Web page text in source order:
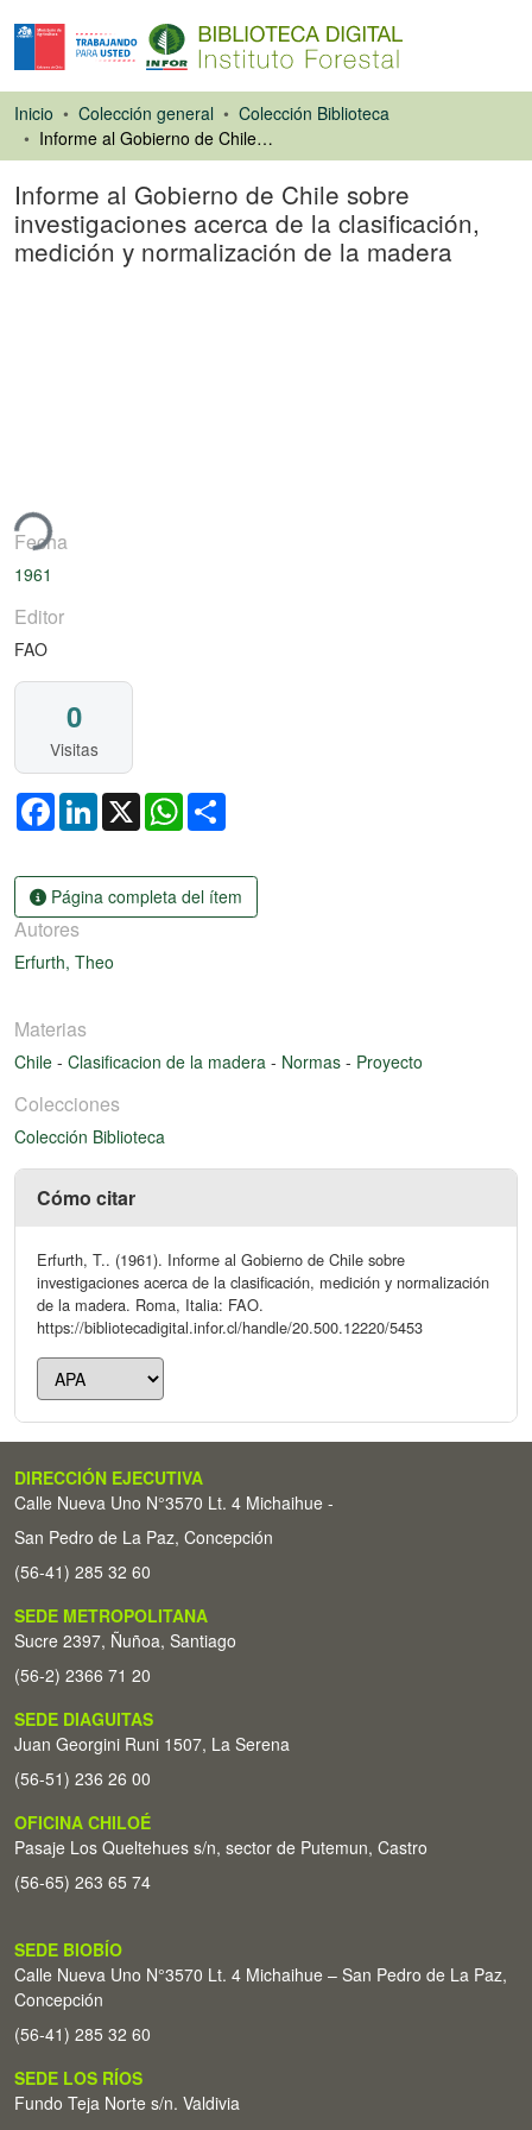
Inicio Colección general
Colección Biblioteca
Informe al Gobierno de Chile sobre investigaciones acerca de la clasificación, medición y normalización de la madera
Informe al Gobierno de Chile sobre
investigaciones acerca de la clasificación,
medición y normalización de la madera
Fecha
1961
Editor
FAO
0
Visitas
FacebookLinkedIn
X WhatsApp
Página completa del ítem
Autores
Erfurth, Theo
Materias
Chile - Clasificacion de la madera - Normas - Proyecto
Colecciones
Colección Biblioteca
Cómo citar
Erfurth, T.. (1961). Informe al Gobierno de Chile sobre
investigaciones acerca de la clasificación, medición y normalización
de la madera. Roma, Italia: FAO.
https://bibliotecadigital.infor.cl/handle/20.500.12220/5453
DIRECCIÓN EJECUTIVA
Calle Nueva Uno N°3570 Lt. 4 Michaihue -
San Pedro de La Paz, Concepción
(56-41) 285 32 60
SEDE METROPOLITANA
Sucre 2397, Ñuñoa, Santiago
(56-2) 2366 71 20
SEDE DIAGUITAS
Juan Georgini Runi 1507, La Serena
(56-51) 236 26 00
OFICINA CHILOÉ
Pasaje Los Queltehues s/n, sector de Putemun, Castro
(56-65) 263 65 74
SEDE BIOBÍO
Calle Nueva Uno N°3570 Lt. 4 Michaihue – San Pedro de La Paz,
Concepción
(56-41) 285 32 60
SEDE LOS RÍOS
Fundo Teja Norte s/n. Valdivia